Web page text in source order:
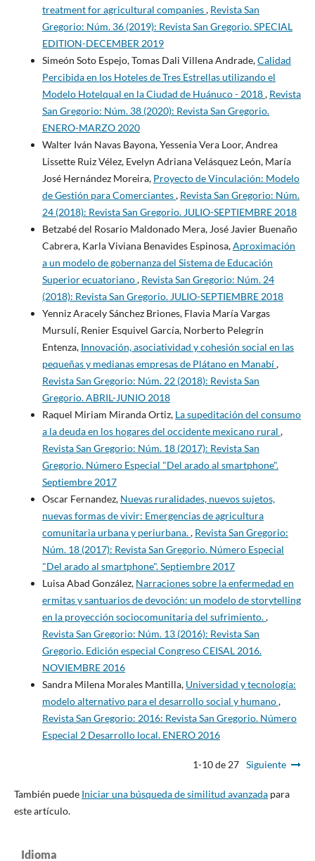
treatment for agricultural companies, Revista San
Gregorio: Núm. 36 (2019): Revista San Gregorio. SPECIAL
EDITION-DECEMBER 2019
Simeón Soto Espejo, Tomas Dali Villena Andrade,Calidad
Percibida en los Hoteles de Tres Estrellas utilizando el
Modelo Hotelqual en la Ciudad de Huánuco - 2018, Revista
San Gregorio: Núm. 38 (2020): Revista San Gregorio.
ENERO-MARZO 2020
Walter Iván Navas Bayona, Yessenia Vera Loor, Andrea
Lissette Ruiz Vélez, Evelyn Adriana Velásquez León, María
José Hernández Moreira, Proyecto de Vinculación: Modelo
de Gestión para Comerciantes, Revista San Gregorio: Núm.
24 (2018): Revista San Gregorio. JULIO-SEPTIEMBRE 2018
Betzabé del Rosario Maldonado Mera, José Javier Buenaño
Cabrera, Karla Viviana Benavides Espinosa,Aproximación
a un modelo de gobernanza del Sistema de Educación
Superior ecuatoriano, Revista San Gregorio: Núm. 24
(2018): Revista San Gregorio. JULIO-SEPTIEMBRE 2018
Yenniz Aracely Sánchez Briones, Flavia María Vargas
Mursulí, Renier Esquivel García, Norberto Pelegrín
Entenza, Innovación, asociatividad y cohesión social en las
pequeñas y medianas empresas de Plátano en Manabí,
Revista San Gregorio: Núm. 22 (2018): Revista San
Gregorio. ABRIL-JUNIO 2018
Raquel Miriam Miranda Ortiz, La supeditación del consumo
a la deuda en los hogares del occidente mexicano rural ,
Revista San Gregorio: Núm. 18 (2017): Revista San
Gregorio. Número Especial "Del arado al smartphone".
Septiembre 2017
Oscar Fernandez, Nuevas ruralidades, nuevos sujetos,
nuevas formas de vivir: Emergencias de agricultura
comunitaria urbana y periurbana., Revista San Gregorio:
Núm. 18 (2017): Revista San Gregorio. Número Especial
"Del arado al smartphone". Septiembre 2017
Luisa Abad González, Narraciones sobre la enfermedad en
ermitas y santuarios de devoción: un modelo de storytelling
en la proyección sociocomunitaria del sufrimiento.,
Revista San Gregorio: Núm. 13 (2016): Revista San
Gregorio. Edición especial Congreso CEISAL 2016.
NOVIEMBRE 2016
Sandra Milena Morales Mantilla, Universidad y tecnología:
modelo alternativo para el desarrollo social y humano,
Revista San Gregorio: 2016: Revista San Gregorio. Número
Especial 2 Desarrollo local. ENERO 2016
1-10 de 27 Siguiente
También puede Iniciar una búsqueda de similitud avanzadapara
este artículo.
Idioma